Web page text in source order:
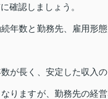
確認しましょう。
年数と勤務先、雇用形
が長く、安定した収入
りますが、勤務先の経